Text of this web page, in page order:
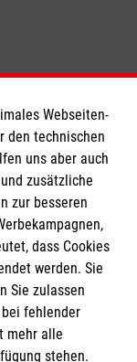
Webseiten-
den technischen
uns aber auch
zusätzliche
zur besseren
dass Cookies
werden. Sie
Sie zulassen
fehlender
mehr alle
stehen.